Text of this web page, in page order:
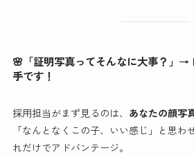
🌸「証明写真ってそんなに大事？」→
手です！
採用担当がまず見るのは、 あなたの顔写
「なんとなくこの子、いい感じ」と思わ
れだけでアドバンテージ。